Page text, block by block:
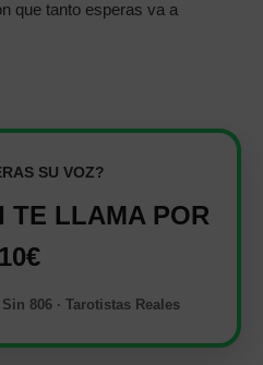
que tanto esperas va a
SU VOZ?
TE LLAMA POR
10€
806 · Tarotistas Reales